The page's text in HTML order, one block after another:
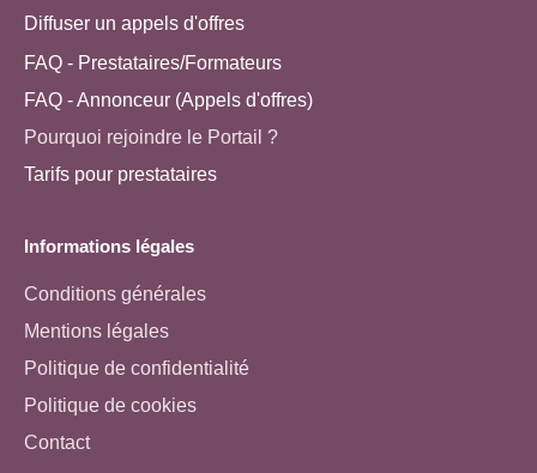
Diffuser un appels d'offres
FAQ - Prestataires/Formateurs
FAQ - Annonceur (Appels d'offres)
Pourquoi rejoindre le Portail ?
Tarifs pour prestataires
Informations légales
Conditions générales
Mentions légales
Politique de confidentialité
Politique de cookies
Contact